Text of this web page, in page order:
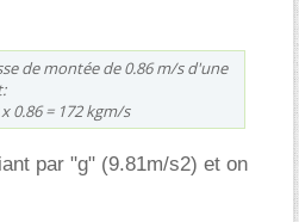
de montée de 0.86 m/s d'une
0.86 = 172 kgm/s
par "g" (9.81m/s2) et on